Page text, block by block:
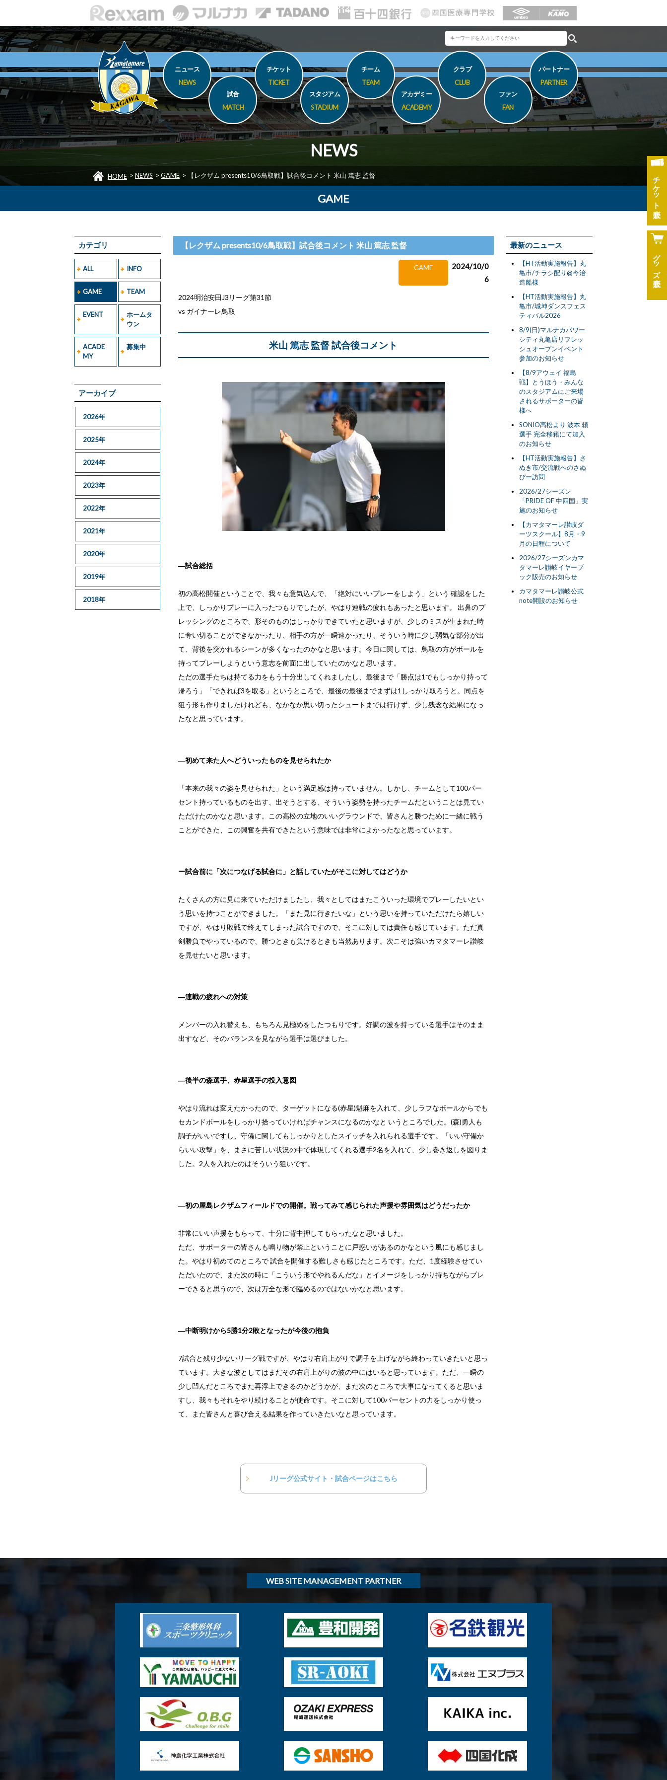
チケット
グッズ
ニュース
NEWS
試合
MATCH
チケット
TICKET
スタジアム
STADIUM
チーム
TEAM
アカデミー
ACADEMY
クラブ
CLUB
ファン
FAN
パートナー
PARTNER
NEWS
HOME > NEWS > GAME > 【レクザム presents10/6鳥取戦】試合後コメント 米山 篤志 監督
GAME
カテゴリ
ALL INFO
GAME TEAM
EVENT
ホームタ
ウン
ACADE
MY
募集中
アーカイブ
2026年
2025年
2024年
2023年
2022年
2021年
2020年
2019年
2018年
【レクザム presents10/6鳥取戦】試合後コメント 米山 篤志 監督
GAME
2024/10/0
6
2024明治安田J3リーグ第31節
vs ガイナーレ鳥取
米山 篤志 監督 試合後コメント
―試合総括
初の高松開催ということで、我々も意気込んで、「絶対にいいプレーをしよう」という 確認をした
上で、しっかりプレーに入ったつもりでしたが、やはり連戦の疲れもあったと思います。 出鼻のプ
レッシングのところで、形そのものはしっかりできていたと思いますが、少しのミスが生まれた時
に奪い切ることができなかったり、相手の方が一瞬速かったり、そういう時に少し弱気な部分が出
て、背後を突かれるシーンが多くなったのかなと思います。今日に関しては、鳥取の方がボールを
持ってプレーしようという意志を前面に出していたのかなと思います。
ただの選手たちは持てる力をもう十分出してくれましたし、最後まで「勝点は1でもしっかり持って
帰ろう」「できれば3を取る」というところで、最後の最後までまずは1しっかり取ろうと。同点を
狙う形も作りましたけれども、なかなか思い切ったシュートまでは行けず、少し残念な結果になっ
たなと思っています。
―初めて来た人へどういったものを見せられたか
「本来の我々の姿を見せられた」という満足感は持っていません。しかし、チームとして100パー
セント持っているものを出す、出そうとする、そういう姿勢を持ったチームだということは見てい
ただけたのかなと思います。この高松の立地のいいグラウンドで、皆さんと勝つために一緒に戦う
ことができた、この興奮を共有できたという意味では非常によかったなと思っています。
ー試合前に「次につなげる試合に」と話していたがそこに対してはどうか
たくさんの方に見に来ていただけましたし、我々としてはまたこういった環境でプレーしたいとい
う思いを持つことができました。「また見に行きたいな」という思いを持っていただけたら嬉しい
ですが、やはり敗戦で終えてしまった試合ですので、そこに対しては責任も感じています。ただ真
剣勝負でやっているので、勝つときも負けるときも当然あります。次こそは強いカマタマーレ讃岐
を見せたいと思います。
―連戦の疲れへの対策
メンバーの入れ替えも、もちろん見極めをしたつもりです。好調の波を持っている選手はそのまま
出すなど、そのバランスを見ながら選手は選びました。
―後半の森選手、赤星選手の投入意図
やはり流れは変えたかったので、ターゲットになる(赤星)魁麻を入れて、少しラフなボールからでも
セカンドボールをしっかり拾っていければチャンスになるのかなと いうところでした。(森)勇人も
調子がいいですし、守備に関してもしっかりとしたスイッチを入れられる選手です。「いい守備か
らいい攻撃」を、まさに苦しい状況の中で体現してくれる選手2名を入れて、少し巻き返しを図りま
した。2人を入れたのはそういう狙いです。
―初の屋島レクザムフィールドでの開催。戦ってみて感じられた声援や雰囲気はどうだったか
非常にいい声援をもらって、十分に背中押してもらったなと思いました。
ただ、サポーターの皆さんも鳴り物が禁止ということに戸惑いがあるのかなという風にも感じまし
た。やはり初めてのところで 試合を開催する難しさも感じたところです。ただ、1度経験させてい
ただいたので、また次の時に「こういう形でやれるんだな」とイメージをしっかり持ちながらプレ
ーできると思うので、次は万全な形で臨めるのではないかなと思います。
―中断明けから5勝1分2敗となったが今後の抱負
7試合と残り少ないリーグ戦ですが、やはり右肩上がりで調子を上げながら終わっていきたいと思っ
ています。大きな波としてはまだその右肩上がりの波の中にはいると思っています。ただ、一瞬の
少し凹んだところでまた再浮上できるのかどうかが、また次のところで大事になってくると思いま
すし、我々もそれをやり続けることが使命です。そこに対して100パーセントの力をしっかり使っ
て、また皆さんと喜び合える結果を作っていきたいなと思っています。
Jリーグ公式サイト・試合ページはこちら
最新のニュース
【HT活動実施報告】丸
亀市/チラシ配り@今治
造船様
【HT活動実施報告】丸
亀市/城坤ダンスフェス
ティバル2026
8/9(日)マルナカパワー
シティ丸亀店リフレッ
シュオープンイベント
参加のお知らせ
【8/9アウェイ 福島
戦】とうほう・みんな
のスタジアムにご来場
されるサポーターの皆
様へ
SONIO高松より 波本 頼
選手 完全移籍にて加入
のお知らせ
【HT活動実施報告】さ
ぬき市/交流戦へのさぬ
ぴー訪問
2026/27シーズン
「PRIDE OF 中四国」実
施のお知らせ
【カマタマーレ讃岐ダ
ーツスクール】8月・9
月の日程について
2026/27シーズンカマ
タマーレ讃岐イヤーブ
ック販売のお知らせ
カマタマーレ讃岐公式
note開設のお知らせ
WEB SITE MANAGEMENT PARTNER